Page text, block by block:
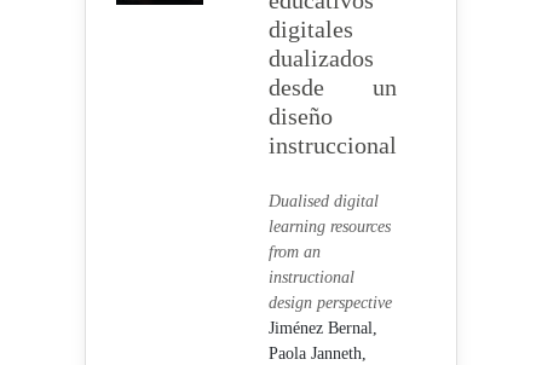
digitales
dualizados
desde un
diseño
instruccional
Dualised digital
learning resources
from an
instructional
design perspective
Jiménez Bernal,
Paola Janneth,